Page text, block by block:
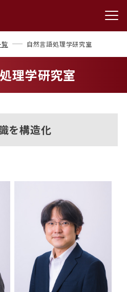
自然言語処理学研究室
理学研究室
を構造化